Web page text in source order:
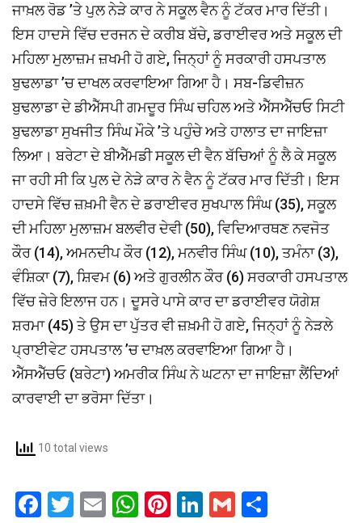
ਜਾਖ਼ਲ ਰੋਡ ’ਤੇ ਪੁਲ ਨੇੜੇ ਕਾਰ ਨੇ ਸਕੂਲ ਵੈਨ ਨੂੰ ਟੱਕਰ ਮਾਰ ਦਿੱਤੀ।
ਇਸ ਹਾਦਸੇ ਵਿੱਚ ਦਰਜਨ ਦੇ ਕਰੀਬ ਬੱਚੇ, ਡਰਾਈਵਰ ਅਤੇ ਸਕੂਲ ਦੀ
ਮਹਿਲਾ ਮੁਲਾਜ਼ਮ ਜ਼ਖਮੀ ਹੋ ਗਏ, ਜਿਨ੍ਹਾਂ ਨੂੰ ਸਰਕਾਰੀ ਹਸਪਤਾਲ
ਬੁਢਲਾਡਾ ’ਚ ਦਾਖਲ ਕਰਵਾਇਆ ਗਿਆ ਹੈ। ਸਬ-ਡਿਵੀਜ਼ਨ
ਬੁਢਲਾਡਾ ਦੇ ਡੀਐੱਸਪੀ ਗਮਦੂਰ ਸਿੰਘ ਚਹਿਲ ਅਤੇ ਐੱਸਐੱਚਓ ਸਿਟੀ
ਬੁਢਲਾਡਾ ਸੁਖਜੀਤ ਸਿੰਘ ਮੌਕੇ ’ਤੇ ਪਹੁੰਚੇ ਅਤੇ ਹਾਲਾਤ ਦਾ ਜਾਇਜ਼ਾ
ਲਿਆ। ਬਰੇਟਾ ਦੇ ਬੀਐੱਮਡੀ ਸਕੂਲ ਦੀ ਵੈਨ ਬੱਚਿਆਂ ਨੂੰ ਲੈ ਕੇ ਸਕੂਲ
ਜਾ ਰਹੀ ਸੀ ਕਿ ਪੁਲ ਦੇ ਨੇੜੇ ਕਾਰ ਨੇ ਵੈਨ ਨੂੰ ਟੱਕਰ ਮਾਰ ਦਿੱਤੀ। ਇਸ
ਹਾਦਸੇ ਵਿੱਚ ਜ਼ਖ਼ਮੀ ਵੈਨ ਦੇ ਡਰਾਈਵਰ ਸੁਖਪਾਲ ਸਿੰਘ (35), ਸਕੂਲ
ਦੀ ਮਹਿਲਾ ਮੁਲਾਜ਼ਮ ਬਲਵੀਰ ਦੇਵੀ (50), ਵਿਦਿਆਰਥਣ ਨਵਜੋਤ
ਕੌਰ (14), ਅਮਨਦੀਪ ਕੌਰ (12), ਮਨਵੀਰ ਸਿੰਘ (10), ਤਮੰਨਾ (3),
ਵੰਸ਼ਿਕਾ (7), ਸ਼ਿਵਮ (6) ਅਤੇ ਗੁਰਲੀਨ ਕੌਰ (6) ਸਰਕਾਰੀ ਹਸਪਤਾਲ
ਵਿੱਚ ਜ਼ੇਰੇ ਇਲਾਜ ਹਨ। ਦੂਸਰੇ ਪਾਸੇ ਕਾਰ ਦਾ ਡਰਾਈਵਰ ਯੋਗੇਸ਼
ਸ਼ਰਮਾ (45) ਤੇ ਉਸ ਦਾ ਪੁੱਤਰ ਵੀ ਜ਼ਖ਼ਮੀ ਹੋ ਗਏ, ਜਿਨ੍ਹਾਂ ਨੂੰ ਨੇੜਲੇ
ਪ੍ਰਾਈਵੇਟ ਹਸਪਤਾਲ ’ਚ ਦਾਖ਼ਲ ਕਰਵਾਇਆ ਗਿਆ ਹੈ।
ਐੱਸਐੱਚਓ (ਬਰੇਟਾ) ਅਮਰੀਕ ਸਿੰਘ ਨੇ ਘਟਨਾ ਦਾ ਜਾਇਜ਼ਾ ਲੈਂਦਿਆਂ
ਕਾਰਵਾਈ ਦਾ ਭਰੋਸਾ ਦਿੱਤਾ।
10 total views
F
T
E
W
Pi
Li
G